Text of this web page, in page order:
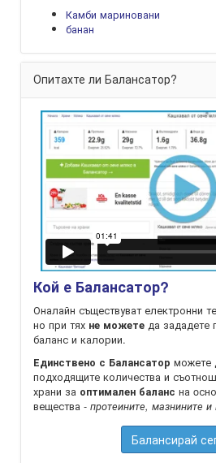
Камби мариновани
банан
Опитахте ли Балансатор?
Кой е Балансатор?
Оналайн съществуват електронни
но при тях не можете да зададете
баланс и калории.
Единствено с Балансатор можете
подходящите количества и
храни за оптимален баланс на
вещества - протеините, мазнините и
Балансирай